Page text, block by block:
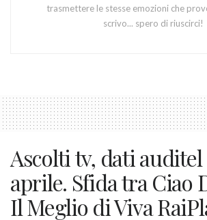
trasmettere le stesse emozioni che
scrivo... spero di riuscirci!
Ascolti tv, dati auditel
aprile. Sfida tra Ciao
Il Meglio di Viva